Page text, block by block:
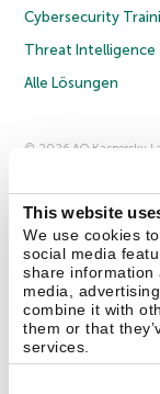
This website
We use cookies
social media
share information
media,
combine it with
them or that
services.
Cybersecurity
Threat Intelligence
Alle Lösungen
© 2026 AO Kaspersky
Anmeldung zum
Kontakt Über uns
Pressemitteilungen
Securelist Eugene